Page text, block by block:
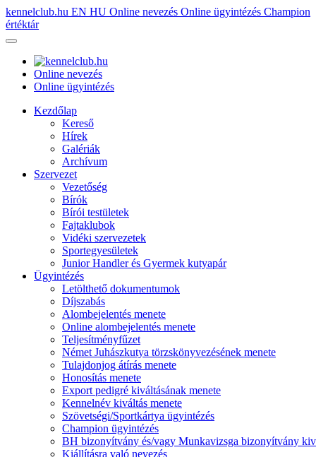
kennelclub.hu EN HU Online nevezés Online ügyintézés Champion
értéktár
Online nevezés
Online ügyintézés
Kezdőlap
Kereső
Hírek
Galériák
Archívum
Szervezet
Vezetőség
Bírók
Bírói testületek
Fajtaklubok
Vidéki szervezetek
Sportegyesületek
Junior Handler és Gyermek kutyapár
Ügyintézés
Letölthető dokumentumok
Díjszabás
Alombejelentés menete
Online alombejelentés menete
Teljesítményfűzet
Német Juhászkutya törzskönyvezésének menete
Tulajdonjog átírás menete
Honosítás menete
Export pedigré kiváltásának menete
Kennelnév kiváltás menete
Szövetségi/Sportkártya ügyintézés
Champion ügyintézés
BH bizonyítvány és/vagy Munkavizsga bizonyítvány
Kiállításra való nevezés